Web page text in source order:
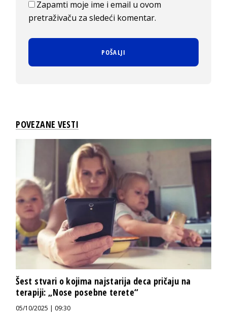
Zapamti moje ime i email u ovom
pretraživaču za sledeći komentar.
POVEZANE VESTI
Šest stvari o kojima najstarija deca pričaju na
terapiji: „Nose posebne terete“
05/10/2025 | 09:30